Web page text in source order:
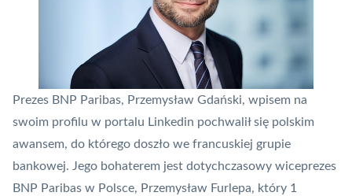
Prezes BNP Paribas, Przemysław Gdański, wpisem na
swoim profilu w portalu Linkedin pochwalił się polskim
awansem, do którego doszło we francuskiej grupie
bankowej. Jego bohaterem jest dotychczasowy wiceprezes
BNP Paribas w Polsce, Przemysław Furlepa, który 1